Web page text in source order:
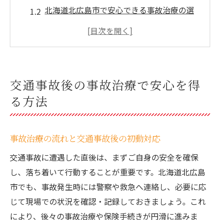
北海道北広島市で安心できる事故治療の選
ト
交通事故後の事故治療で知るべき注意点
ント
事故治療施設選びで押さえるべき基準
北海道北広島市で信頼される事故治療対応
とは
事故治療の専門性と設備を比較する方法
交通事故経験者が語る治療院選びの決め手
交通事故後の事故治療で安心を得
る方法
事故治療の流れと交通事故後の初動対応
交通事故に遭遇した直後は、まずご自身の安全を確保
し、落ち着いて行動することが重要です。北海道北広島
市でも、事故発生時には警察や救急へ連絡し、必要に応
じて現場での状況を確認・記録しておきましょう。これ
により、後々の事故治療や保険手続きが円滑に進みま